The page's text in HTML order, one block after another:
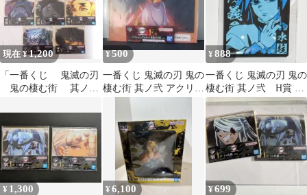
現在 ¥1,200
「一番くじ 鬼滅の刃
鬼の棲む街 其ノ
色コレ セット
¥500
一番くじ 鬼滅の刃 鬼の
棲む街 其ノ弐 アクリル
¥888
一番くじ 鬼滅の刃 鬼の
棲む街 其ノ弐 H賞 ラ
バーマスコット 冨岡
義勇
¥ 1,300 ¥6,100 ¥699